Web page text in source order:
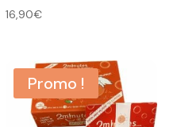
16,90€
Promo !